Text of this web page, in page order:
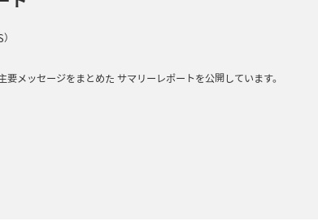
メッセージをまとめた サマリーレポートを公開しています。